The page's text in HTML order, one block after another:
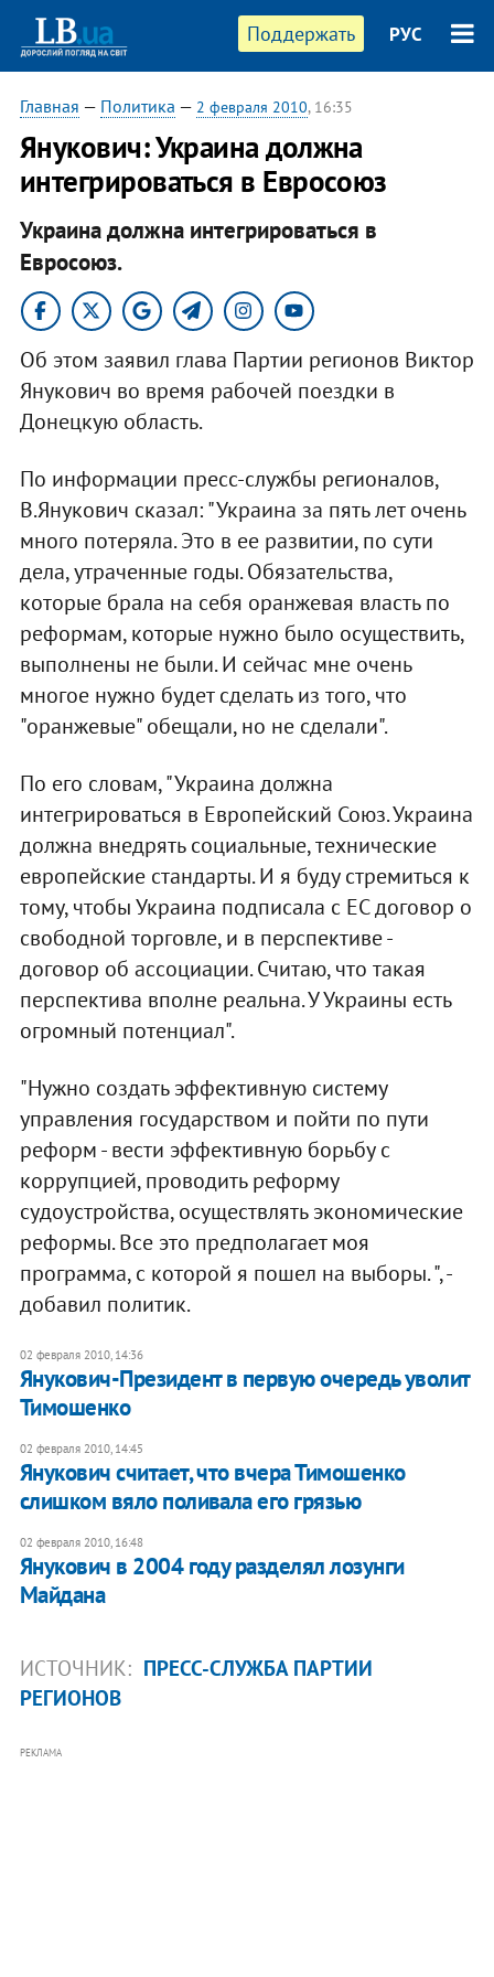
Поддержать РУС
Главная — Политика — 2 февраля 2010, 16:35
Янукович: Украина должна
интегрироваться в Евросоюз
Украина должна интегрироваться в
Евросоюз.
Об этом заявил глава Партии регионов Виктор
Янукович во время рабочей поездки в
Донецкую область.
По информации пресс-службы регионалов,
В.Янукович сказал: "Украина за пять лет очень
много потеряла. Это в ее развитии, по сути
дела, утраченные годы. Обязательства,
которые брала на себя оранжевая власть по
реформам, которые нужно было осуществить,
выполнены не были. И сейчас мне очень
многое нужно будет сделать из того, что
"оранжевые" обещали, но не сделали".
По его словам, "Украина должна
интегрироваться в Европейский Союз. Украина
должна внедрять социальные, технические
европейские стандарты. И я буду стремиться к
тому, чтобы Украина подписала с ЕС договор о
свободной торговле, и в перспективе -
договор об ассоциации. Считаю, что такая
перспектива вполне реальна. У Украины есть
огромный потенциал".
"Нужно создать эффективную систему
управления государством и пойти по пути
реформ - вести эффективную борьбу с
коррупцией, проводить реформу
судоустройства, осуществлять экономические
реформы. Все это предполагает моя
программа, с которой я пошел на выборы. ", -
добавил политик.
02 февраля 2010, 14:36
Янукович-Президент в первую очередь уволит
Тимошенко
02 февраля 2010, 14:45
Янукович считает, что вчера Тимошенко
слишком вяло поливала его грязью
02 февраля 2010, 16:48
Янукович в 2004 году разделял лозунги
Майдана
ИСТОЧНИК: ПРЕСС-СЛУЖБА ПАРТИИ
РЕГИОНОВ
РЕКЛАМА